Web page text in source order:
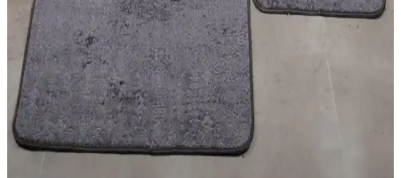
Halı ve kilimler, iç mekanlara sıcaklık ve karakter katar. Malzeme,
desen ve kullanım alanlarına göre doğru seçim yaparak yaşam
alanlarınızı estetik ve fonksiyonel hale getirin.
Banyo Güvenliği ve Estetiği İçin 2'li Paspas Seçimi
ve Bakım İpuçları
Banyo paspasları, kaymaz taban ve su emici özellikleriyle güvenlik
ve hijyen sağlar. 2'li modeller, estetik ve fonksiyonellik sunar,